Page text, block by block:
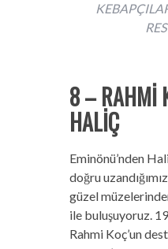
8 – RAHMİ
HALİÇ
Eminönü’nden
doğru
güzel
ile buluşuyoruz.
Rahmi Koç’un